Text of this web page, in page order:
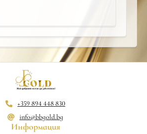
+359 894 448 830
info@bbgold.bg
Информация